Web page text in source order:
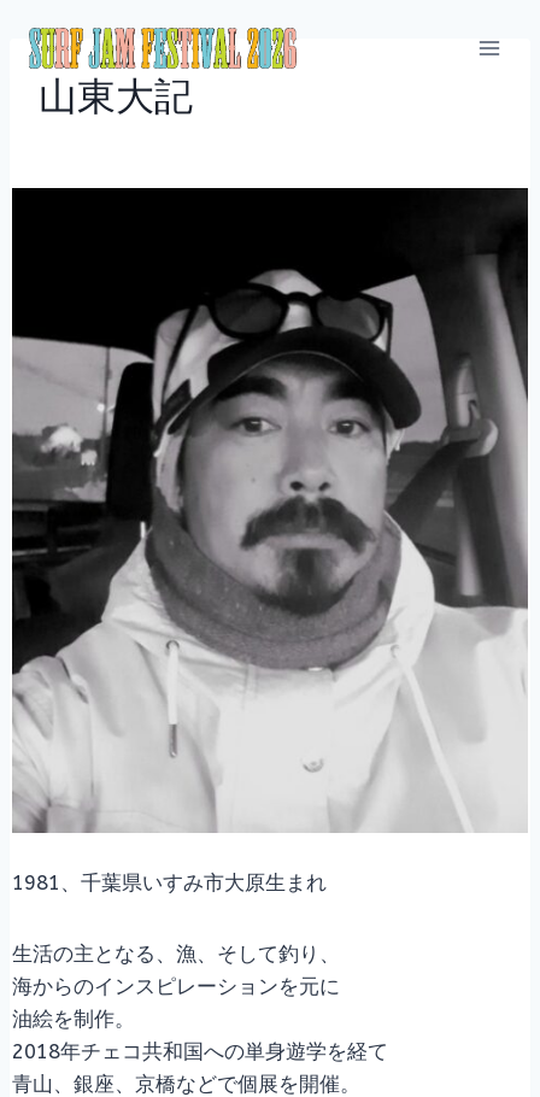
山東大記
1981、千葉県いすみ市大原生まれ
生活の主となる、漁、そして釣り、
海からのインスピレーションを元に
油絵を制作。
2018年チェコ共和国への単身遊学を経て
青山、銀座、京橋などで個展を開催。